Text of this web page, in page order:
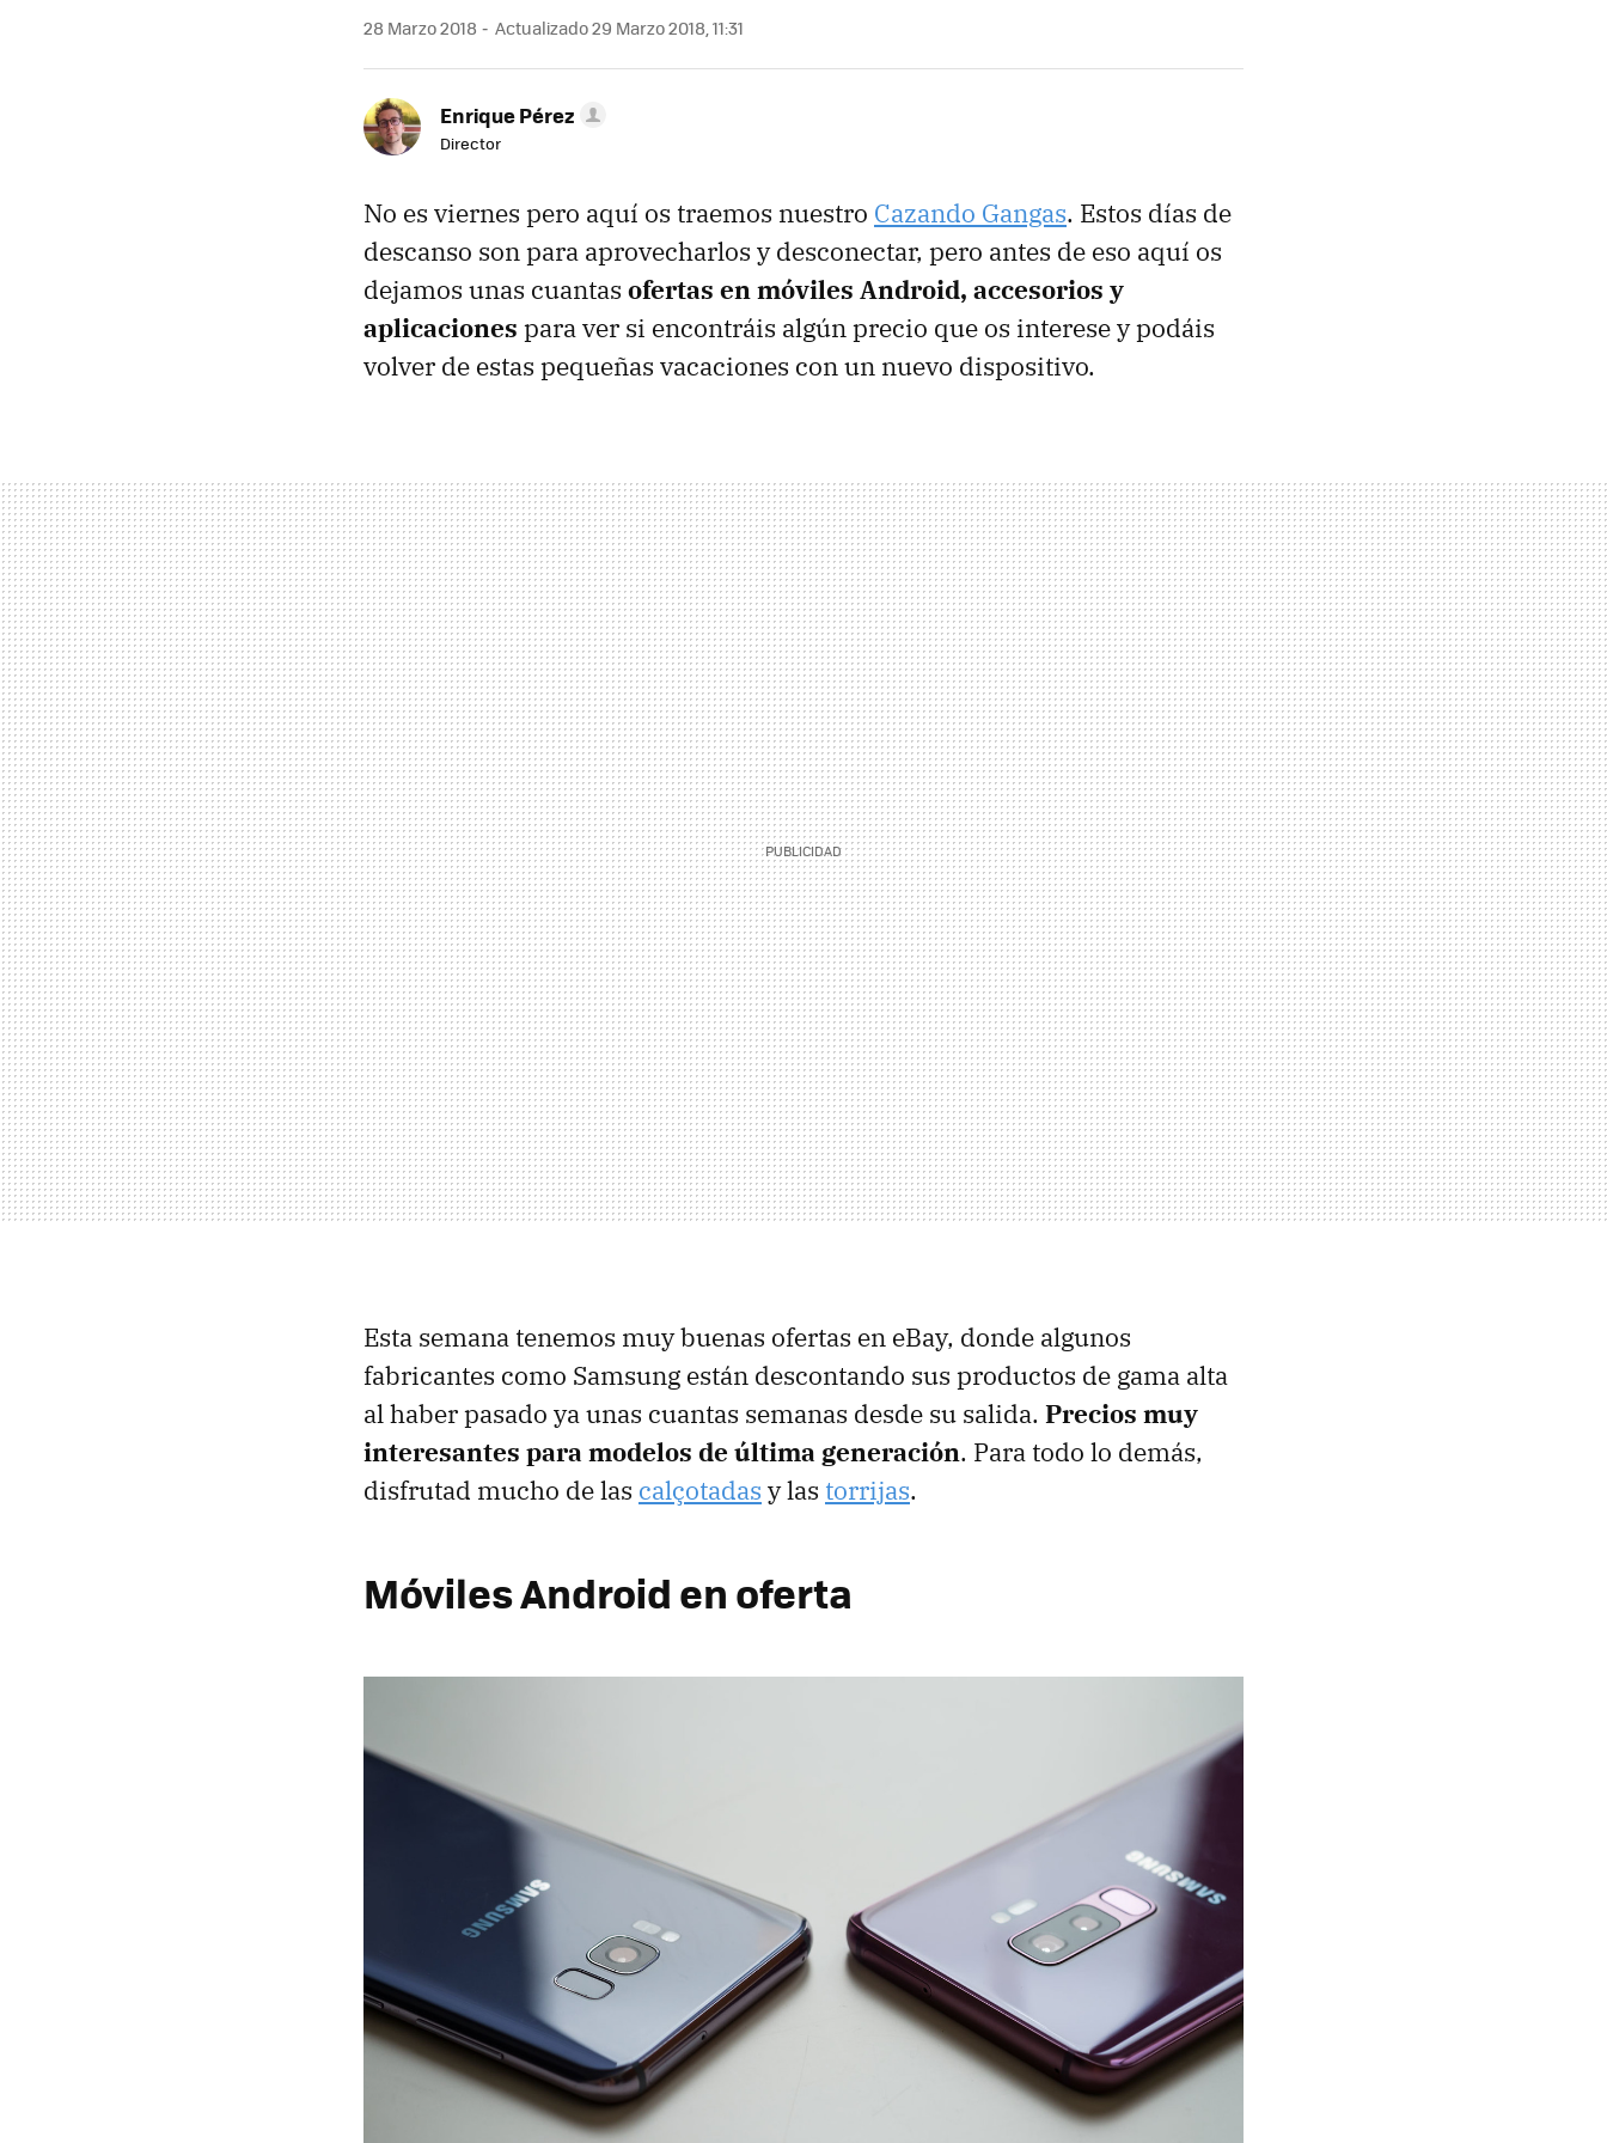
28 Marzo 2018 Actualizado 29 Marzo 2018, 11:31
Enrique Pérez
Director
No es viernes pero aquí os traemos nuestro Cazando Gangas. Estos días de
descanso son para aprovecharlos y desconectar, pero antes de eso aquí os
dejamos unas cuantas ofertas en móviles Android, accesorios y
aplicaciones para ver si encontráis algún precio que os interese y podáis
volver de estas pequeñas vacaciones con un nuevo dispositivo.
Esta semana tenemos muy buenas ofertas en eBay, donde algunos
fabricantes como Samsung están descontando sus productos de gama alta
al haber pasado ya unas cuantas semanas desde su salida. Precios muy
interesantes para modelos de última generación. Para todo lo demás,
disfrutad mucho de las calçotadas y las torrijas.
Móviles Android en oferta